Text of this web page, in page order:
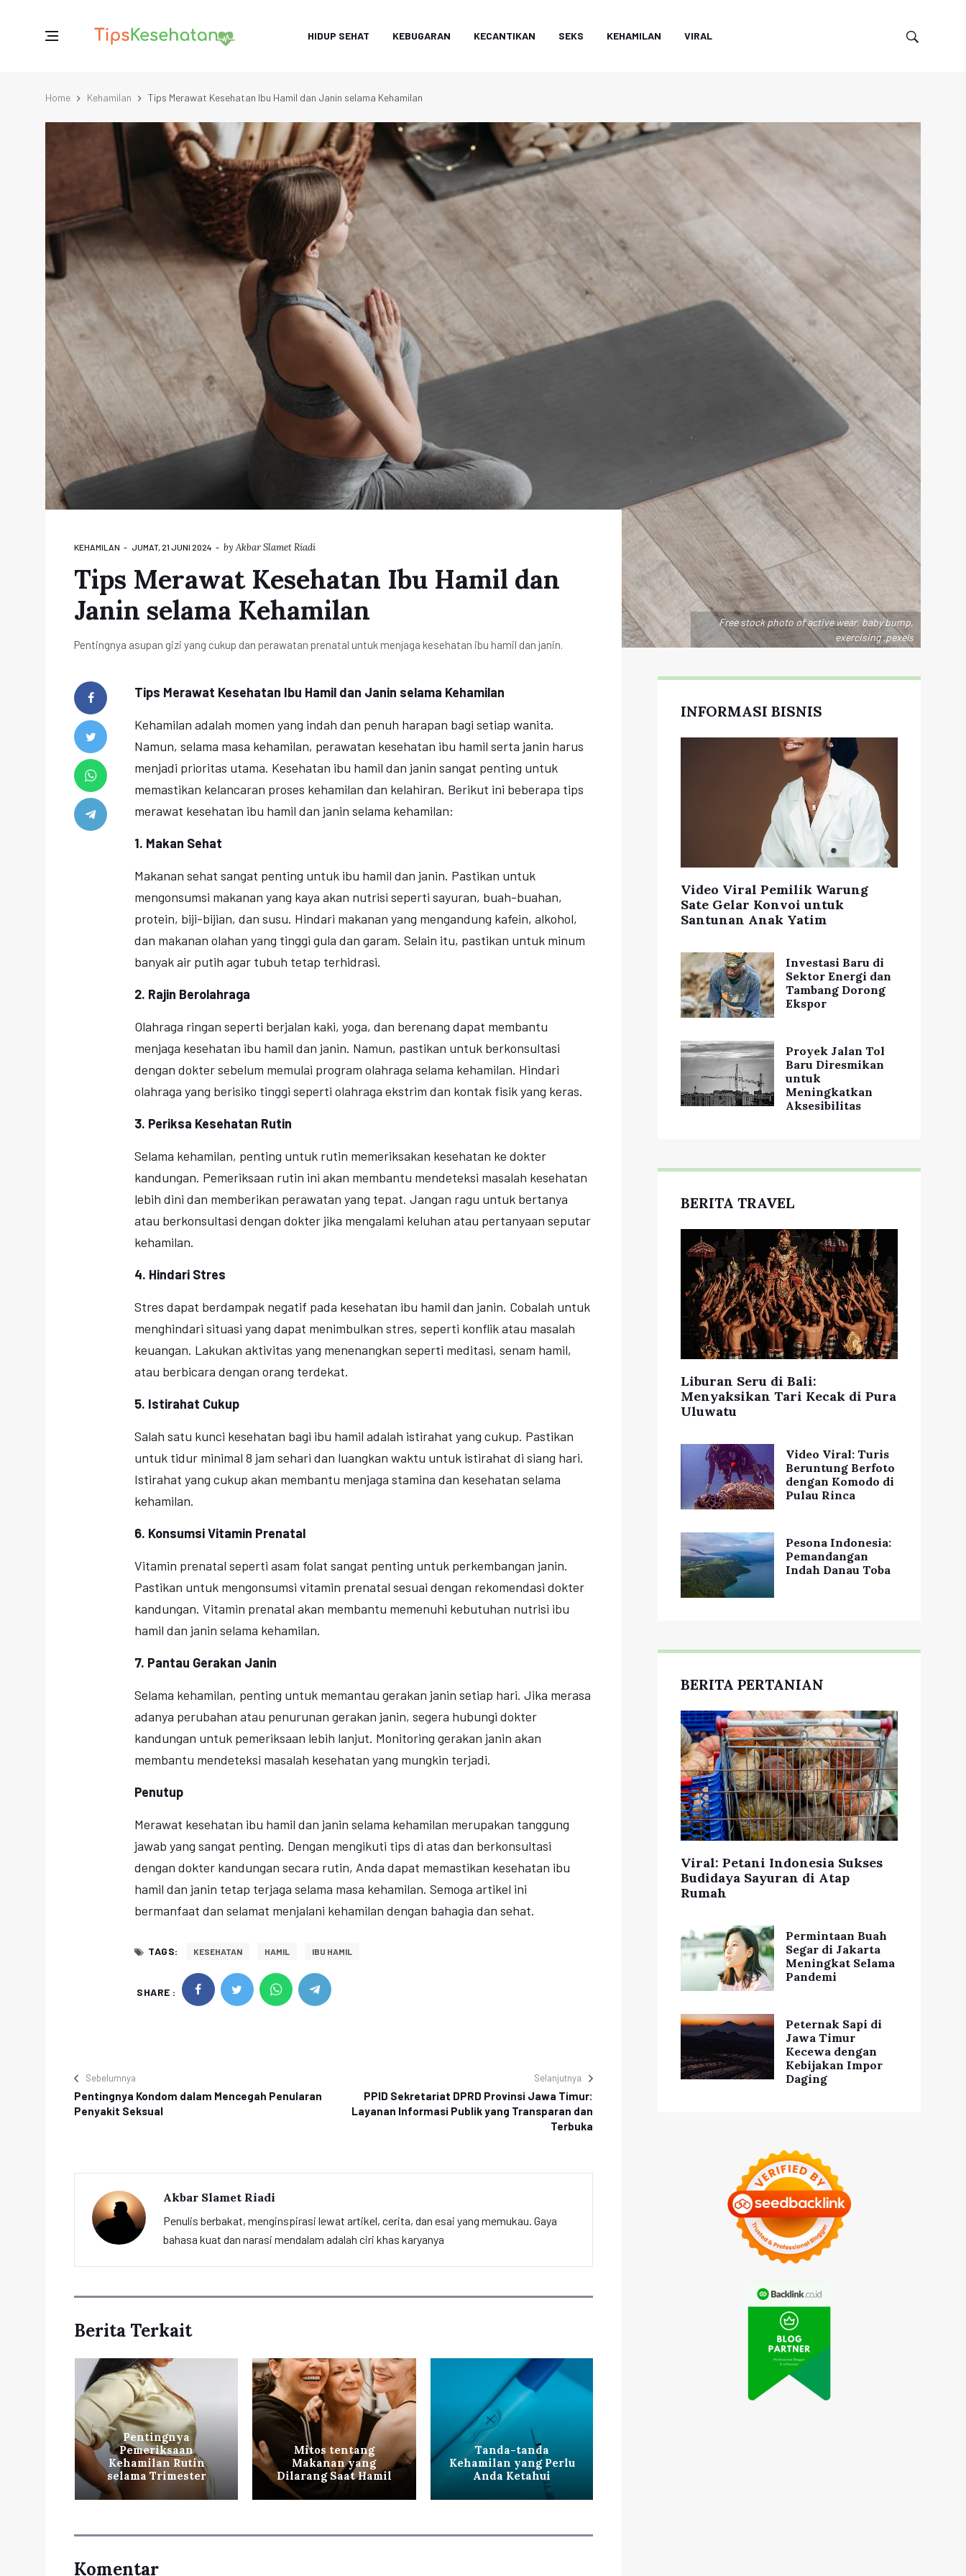
HIDUP SEHAT KEBUGARAN KECANTIKAN SEKS KEHAMILAN VIRAL
Home Kehamilan Tips Merawat Kesehatan Ibu Hamil dan Janin selama Kehamilan
Free stock photo of active wear, baby bump,
exercising .pexels
KEHAMILAN JUMAT, 21 JUNI 2024 by Akbar Slamet Riadi
Tips Merawat Kesehatan Ibu Hamil dan
Janin selama Kehamilan
Pentingnya asupan gizi yang cukup dan perawatan prenatal untuk menjaga kesehatan ibu hamil dan janin.
Tips Merawat Kesehatan Ibu Hamil dan Janin selama Kehamilan
Kehamilan adalah momen yang indah dan penuh harapan bagi setiap wanita.
Namun, selama masa kehamilan, perawatan kesehatan ibu hamil serta janin harus
menjadi prioritas utama. Kesehatan ibu hamil dan janin sangat penting untuk
memastikan kelancaran proses kehamilan dan kelahiran. Berikut ini beberapa tips
merawat kesehatan ibu hamil dan janin selama kehamilan:
1. Makan Sehat
Makanan sehat sangat penting untuk ibu hamil dan janin. Pastikan untuk
mengonsumsi makanan yang kaya akan nutrisi seperti sayuran, buah-buahan,
protein, biji-bijian, dan susu. Hindari makanan yang mengandung kafein, alkohol,
dan makanan olahan yang tinggi gula dan garam. Selain itu, pastikan untuk minum
banyak air putih agar tubuh tetap terhidrasi.
2. Rajin Berolahraga
Olahraga ringan seperti berjalan kaki, yoga, dan berenang dapat membantu
menjaga kesehatan ibu hamil dan janin. Namun, pastikan untuk berkonsultasi
dengan dokter sebelum memulai program olahraga selama kehamilan. Hindari
olahraga yang berisiko tinggi seperti olahraga ekstrim dan kontak fisik yang keras.
3. Periksa Kesehatan Rutin
Selama kehamilan, penting untuk rutin memeriksakan kesehatan ke dokter
kandungan. Pemeriksaan rutin ini akan membantu mendeteksi masalah kesehatan
lebih dini dan memberikan perawatan yang tepat. Jangan ragu untuk bertanya
atau berkonsultasi dengan dokter jika mengalami keluhan atau pertanyaan seputar
kehamilan.
4. Hindari Stres
Stres dapat berdampak negatif pada kesehatan ibu hamil dan janin. Cobalah untuk
menghindari situasi yang dapat menimbulkan stres, seperti konflik atau masalah
keuangan. Lakukan aktivitas yang menenangkan seperti meditasi, senam hamil,
atau berbicara dengan orang terdekat.
5. Istirahat Cukup
Salah satu kunci kesehatan bagi ibu hamil adalah istirahat yang cukup. Pastikan
untuk tidur minimal 8 jam sehari dan luangkan waktu untuk istirahat di siang hari.
Istirahat yang cukup akan membantu menjaga stamina dan kesehatan selama
kehamilan.
6. Konsumsi Vitamin Prenatal
Vitamin prenatal seperti asam folat sangat penting untuk perkembangan janin.
Pastikan untuk mengonsumsi vitamin prenatal sesuai dengan rekomendasi dokter
kandungan. Vitamin prenatal akan membantu memenuhi kebutuhan nutrisi ibu
hamil dan janin selama kehamilan.
7. Pantau Gerakan Janin
Selama kehamilan, penting untuk memantau gerakan janin setiap hari. Jika merasa
adanya perubahan atau penurunan gerakan janin, segera hubungi dokter
kandungan untuk pemeriksaan lebih lanjut. Monitoring gerakan janin akan
membantu mendeteksi masalah kesehatan yang mungkin terjadi.
Penutup
Merawat kesehatan ibu hamil dan janin selama kehamilan merupakan tanggung
jawab yang sangat penting. Dengan mengikuti tips di atas dan berkonsultasi
dengan dokter kandungan secara rutin, Anda dapat memastikan kesehatan ibu
hamil dan janin tetap terjaga selama masa kehamilan. Semoga artikel ini
bermanfaat dan selamat menjalani kehamilan dengan bahagia dan sehat.
TAGS: KESEHATAN HAMIL IBU HAMIL
SHARE :
Sebelumnya
Pentingnya Kondom dalam Mencegah Penularan
Penyakit Seksual
Selanjutnya
PPID Sekretariat DPRD Provinsi Jawa Timur:
Layanan Informasi Publik yang Transparan dan
Terbuka
Akbar Slamet Riadi
Penulis berbakat, menginspirasi lewat artikel, cerita, dan esai yang memukau. Gaya
bahasa kuat dan narasi mendalam adalah ciri khas karyanya
Berita Terkait
Pentingnya
Pemeriksaan
Kehamilan Rutin
selama Trimester
Mitos tentang
Makanan yang
Dilarang Saat Hamil
Tanda-tanda
Kehamilan yang Perlu
Anda Ketahui
Komentar
INFORMASI BISNIS
Video Viral Pemilik Warung
Sate Gelar Konvoi untuk
Santunan Anak Yatim
Investasi Baru di
Sektor Energi dan
Tambang Dorong
Ekspor
Proyek Jalan Tol
Baru Diresmikan
untuk
Meningkatkan
Aksesibilitas
BERITA TRAVEL
Liburan Seru di Bali:
Menyaksikan Tari Kecak di Pura
Uluwatu
Video Viral: Turis
Beruntung Berfoto
dengan Komodo di
Pulau Rinca
Pesona Indonesia:
Pemandangan
Indah Danau Toba
BERITA PERTANIAN
Viral: Petani Indonesia Sukses
Budidaya Sayuran di Atap
Rumah
Permintaan Buah
Segar di Jakarta
Meningkat Selama
Pandemi
Peternak Sapi di
Jawa Timur
Kecewa dengan
Kebijakan Impor
Daging